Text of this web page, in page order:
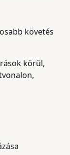
követés
körül,